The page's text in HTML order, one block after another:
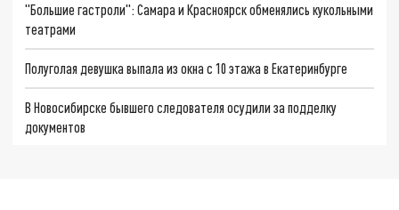
"Большие гастроли": Самара и Красноярск обменялись кукольными
театрами
Полуголая девушка выпала из окна с 10 этажа в Екатеринбурге
В Новосибирске бывшего следователя осудили за подделку
документов